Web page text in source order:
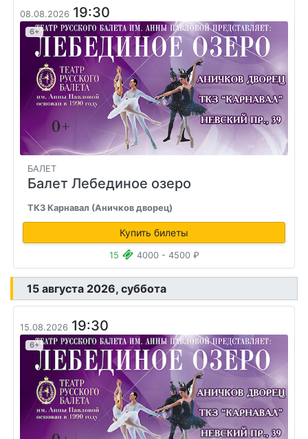
08.08.2026 19:30
6+
БАЛЕТ
Балет Лебединое озеро
ТКЗ Карнавал (Аничков дворец)
Купить билеты
15 4000 - 4500 ₽
15 августа 2026, суббота
15.08.2026 19:30
6+